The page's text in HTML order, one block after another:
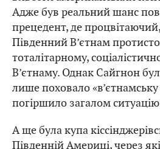
Адже був реальний шанс
прецедент, де
Південний В’єтнам
тоталітарному,
В’єтнаму. Однак Сайгнон
лише поховало
погіршило загалом ситуацію
А ще була купа
Південній Америці, через